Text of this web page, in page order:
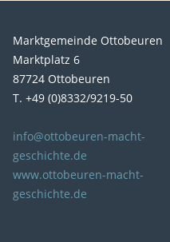
Marktgemeinde Ottobeuren
Marktplatz 6
87724 Ottobeuren
T. +49 (0)8332/9219-50
info@ottobeuren-macht-
geschichte.de
www.ottobeuren-macht-
geschichte.de